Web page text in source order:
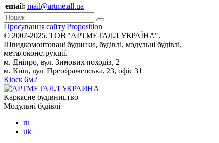
email: mail@artmetall.ua
Просування сайту Proposition
© 2007-2025. ТОВ "AРТМЕТАЛЛ УКРАЇНА".
Швидкомонтовані будинки, будівлі, модульні будівлі,
металоконструкції.
м. Дніпро, вул. Зимових походів, 2
м. Київ, вул. Преображенська, 23, офіс 31
Кіоск 6м2
Каркасне будівництво
Модульні будівлі
ru
uk